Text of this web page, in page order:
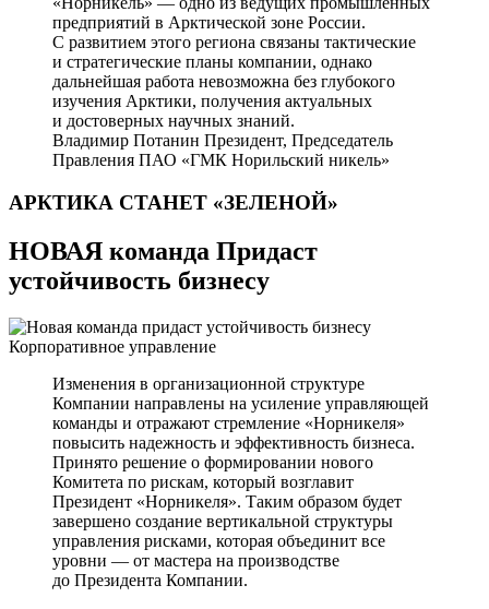
предприятий в Арктической зоне России.
С развитием этого региона связаны тактические
и стратегические планы компании, однако
дальнейшая работа невозможна без глубокого
изучения Арктики, получения актуальных
и достоверных научных знаний.
Владимир Потанин Президент, Председатель
Правления ПАО «ГМК Норильский никель»
АРКТИКА СТАНЕТ «ЗЕЛЕНОЙ»
НОВАЯ команда Придаст
устойчивость бизнесу
Корпоративное управление
Изменения в организационной структуре
Компании направлены на усиление управляющей
команды и отражают стремление «Норникеля»
повысить надежность и эффективность бизнеса.
Принято решение о формировании нового
Комитета по рискам, который возглавит
Президент «Норникеля». Таким образом будет
завершено создание вертикальной структуры
управления рисками, которая объединит все
уровни — от мастера на производстве
до Президента Компании.